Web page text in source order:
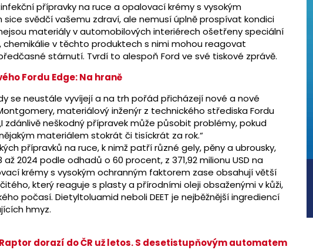
přípravky na ruce a opalovací krémy s vysokým
svědčí vašemu zdraví, ale nemusí úplně prospívat kondici
materiály v automobilových interiérech ošetřeny speciální
chemikálie v těchto produktech s nimi mohou reagovat
stárnutí. Tvrdí to alespoň Ford ve své tiskové zprávě.
Fordu Edge: Na hraně
se neustále vyvíjejí a na trh pořád přicházejí nové a nové
materiálový inženýr z technického střediska Fordu
zdánlivě neškodný přípravek může působit problémy, pokud
materiálem stokrát či tisíckrát za rok.“
přípravků na ruce, k nimž patří různé gely, pěny a ubrousky,
2024 podle odhadů o 60 procent, z 371,92 milionu USD na
krémy s vysokým ochranným faktorem zase obsahují větší
který reaguje s plasty a přírodními oleji obsaženými v kůži,
počasí. Dietyltoluamid neboli DEET je nejběžnější ingrediencí
hmyz.
dorazí do ČR už letos. S desetistupňovým automatem